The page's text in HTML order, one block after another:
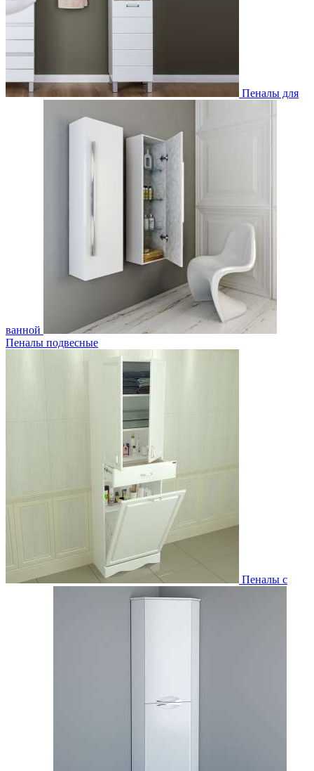
Пеналы для
ванной
Пеналы подвесные
Пеналы с